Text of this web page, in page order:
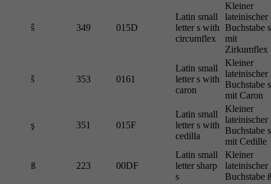
ŝ 349 015D
Latin small
letter s with
circumflex
Kleiner
lateinischer
Buchstabe s
mit
Zirkumflex
š 353 0161
Latin small
letter s with
caron
Kleiner
lateinischer
Buchstabe s
mit Caron
ş 351 015F
Latin small
letter s with
cedilla
Kleiner
lateinischer
Buchstabe s
mit Cedille
ß 223 00DF
Latin small
letter sharp
s
Kleiner
lateinischer
Buchstabe